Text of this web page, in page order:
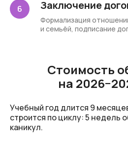
Заключение
Формализация
и семьёй, подписание
Стоимость
на
Учебный год длится 9
строится по циклу: 5 недель
каникул.